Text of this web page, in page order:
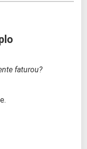
faturou?